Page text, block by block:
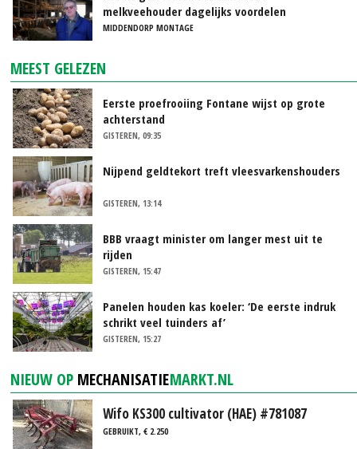
melkveehouder dagelijks voordelen
MIDDENDORP MONTAGE
MEEST GELEZEN
Eerste proefrooiing Fontane wijst op grote
achterstand
GISTEREN, 09:35
Nijpend geldtekort treft vleesvarkenshouders
GISTEREN, 13:14
BBB vraagt minister om langer mest uit te
rijden
GISTEREN, 15:47
Panelen houden kas koeler: ‘De eerste indruk
schrikt veel tuinders af’
GISTEREN, 15:27
NIEUW OP MECHANISATIEMARKT.NL
Wifo KS300 cultivator (HAE) #781087
GEBRUIKT, € 2.250